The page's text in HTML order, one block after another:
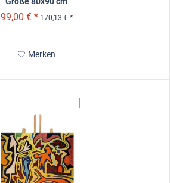
99,00 € * 170,13 € *
Merken